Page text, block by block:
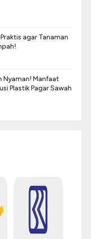
agar Tanaman
Nyaman! Manfaat
Plastik Pagar Sawah